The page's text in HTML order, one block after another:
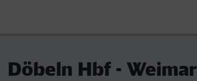
Döbeln Hbf - Weimar